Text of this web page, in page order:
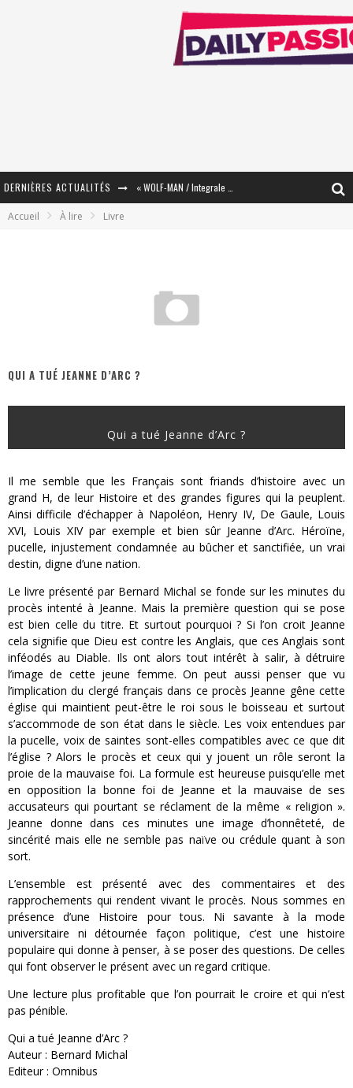
DERNIÈRES ACTUALITÉS
Star Fox
« Dr Wertham / L’homme qui étudia les tueurs en série » - Un Métier à Risque !
Assassin's Creed Black Flag Resynced
« Damn Them All » - Un duo de Choc !
Yoshi and the mysterious book
Accueil À lire Livre
QUI A TUÉ JEANNE D’ARC ?
Qui a tué Jeanne d’Arc ?
Il me semble que les Français sont friands d’histoire avec un
grand H, de leur Histoire et des grandes figures qui la peuplent.
Ainsi difficile d’échapper à Napoléon, Henry IV, De Gaule, Louis
XVI, Louis XIV par exemple et bien sûr Jeanne d’Arc. Héroïne,
pucelle, injustement condamnée au bûcher et sanctifiée, un vrai
destin, digne d’une nation.
Le livre présenté par Bernard Michal se fonde sur les minutes du
procès intenté à Jeanne. Mais la première question qui se pose
est bien celle du titre. Et surtout pourquoi ? Si l’on croit Jeanne
cela signifie que Dieu est contre les Anglais, que ces Anglais sont
inféodés au Diable. Ils ont alors tout intérêt à salir, à détruire
l’image de cette jeune femme. On peut aussi penser que vu
l’implication du clergé français dans ce procès Jeanne gêne cette
église qui maintient peut-être le roi sous le boisseau et surtout
s’accommode de son état dans le siècle. Les voix entendues par
la pucelle, voix de saintes sont-elles compatibles avec ce que dit
l’église ? Alors le procès et ceux qui y jouent un rôle seront la
proie de la mauvaise foi. La formule est heureuse puisqu’elle met
en opposition la bonne foi de Jeanne et la mauvaise de ses
accusateurs qui pourtant se réclament de la même « religion ».
Jeanne donne dans ces minutes une image d’honnêteté, de
sincérité mais elle ne semble pas naïve ou crédule quant à son
sort.
L’ensemble est présenté avec des commentaires et des
rapprochements qui rendent vivant le procès. Nous sommes en
présence d’une Histoire pour tous. Ni savante à la mode
universitaire ni détournée façon politique, c’est une histoire
populaire qui donne à penser, à se poser des questions. De celles
qui font observer le présent avec un regard critique.
Une lecture plus profitable que l’on pourrait le croire et qui n’est
pas pénible.
Qui a tué Jeanne d’Arc ?
Auteur : Bernard Michal
Editeur : Omnibus